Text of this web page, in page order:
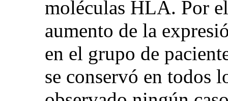
moléculas HLA. Por
aumento de la
en el grupo de
se conservó en todos